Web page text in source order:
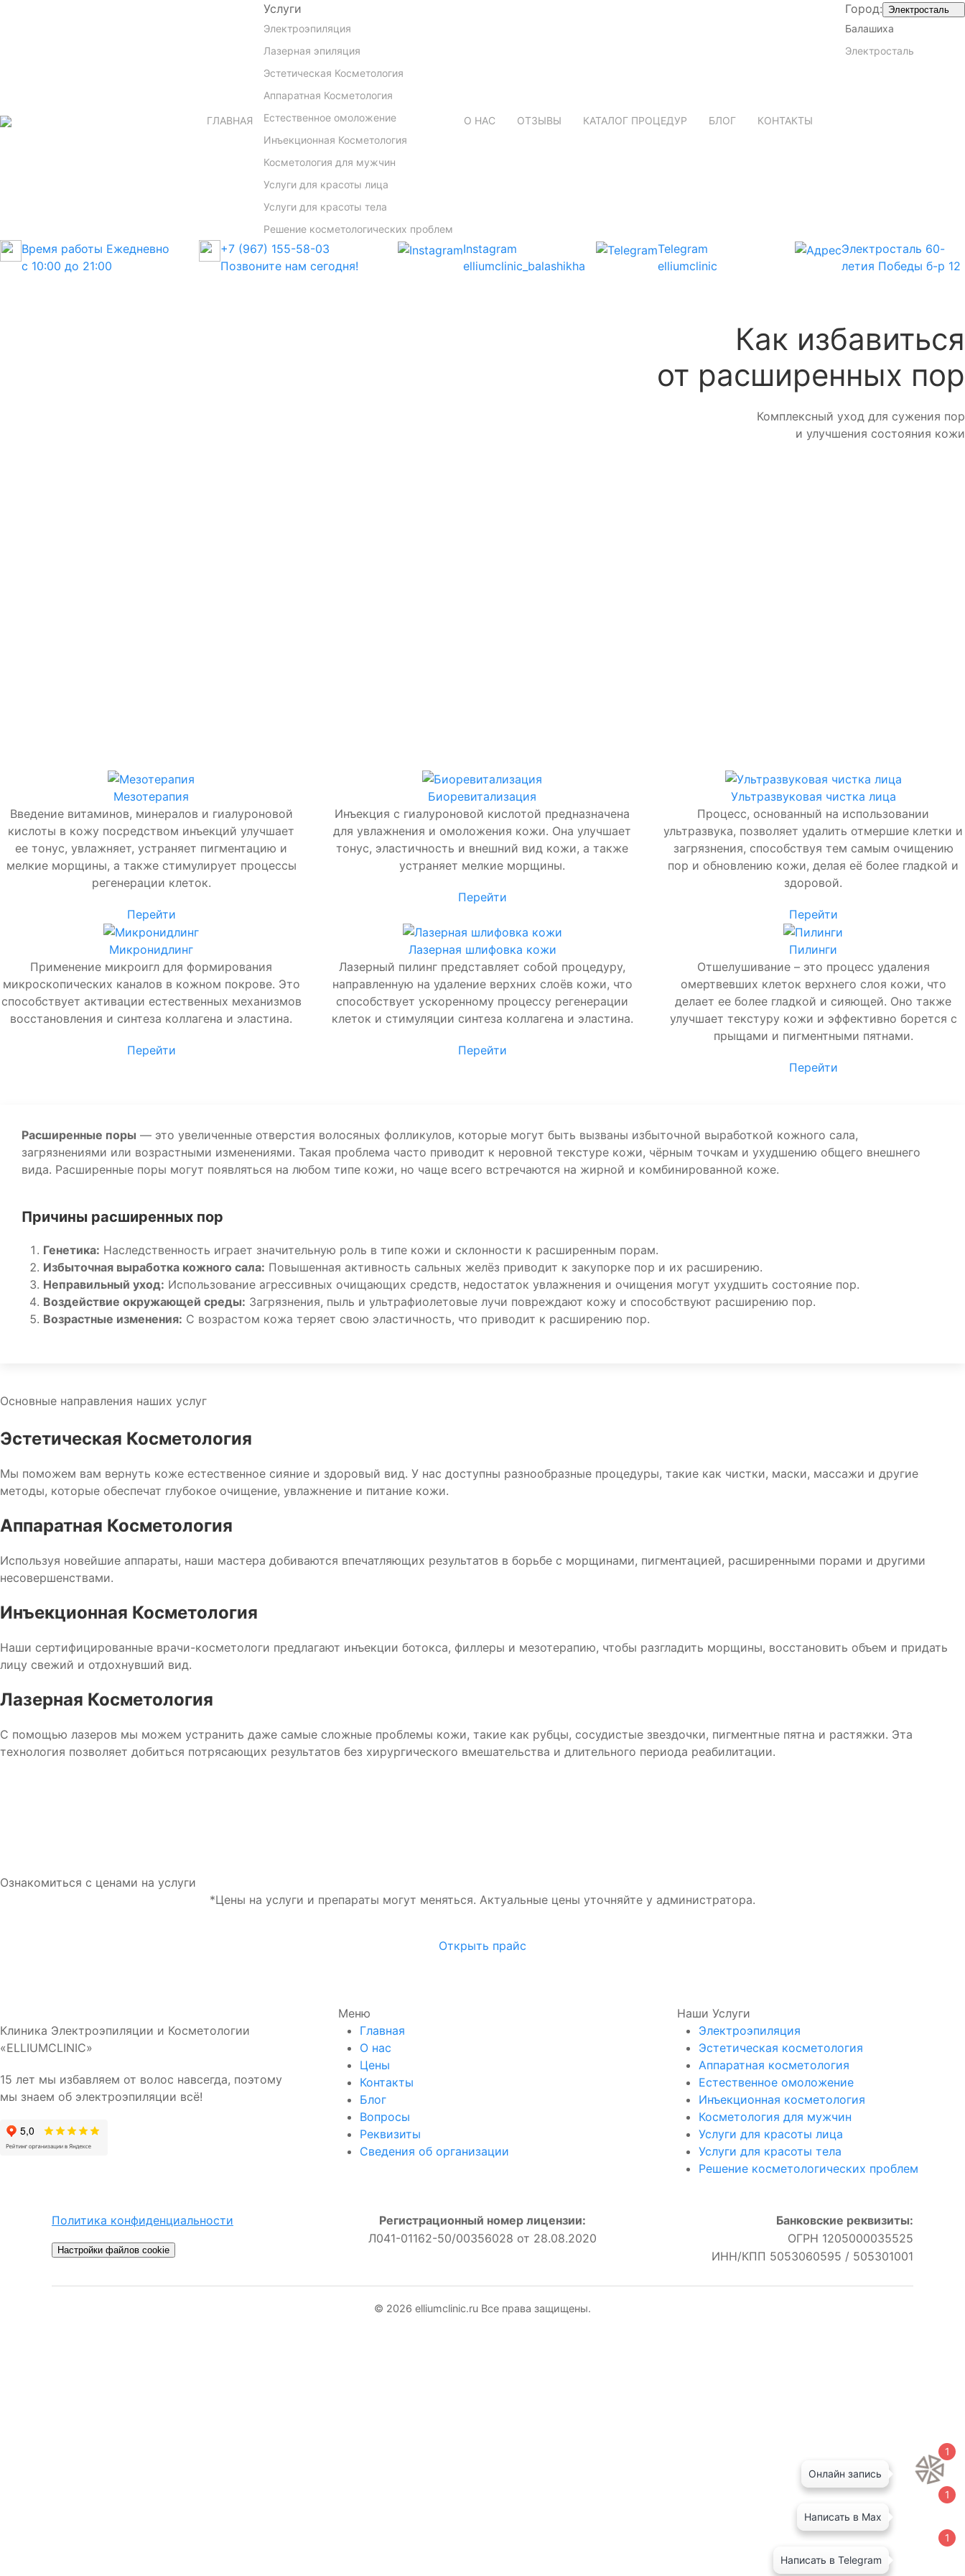
ГЛАВНАЯ
Услуги
Электроэпиляция
Лазерная эпиляция
Эстетическая Косметология
Аппаратная Косметология
Естественное омоложение
Инъекционная Косметология
Косметология для мужчин
Услуги для красоты лица
Услуги для красоты тела
Решение косметологических проблем
О НАС ОТЗЫВЫ КАТАЛОГ ПРОЦЕДУР БЛОГ КОНТАКТЫ
Город: Электросталь
Балашиха
Электросталь
Время работы Ежедневно
с 10:00 до 21:00
+7 (967) 155-58-03
Позвоните нам сегодня!
Instagram
elliumclinic_balashikha
Telegram
elliumclinic
Электросталь 60-
летия Победы б-р 12
Как избавиться
от расширенных пор
Комплексный уход для сужения пор
и улучшения состояния кожи
Мезотерапия
Введение витаминов, минералов и гиалуроновой
кислоты в кожу посредством инъекций улучшает
ее тонус, увлажняет, устраняет пигментацию и
мелкие морщины, а также стимулирует процессы
регенерации клеток.
Перейти
Биоревитализация
Инъекция с гиалуроновой кислотой предназначена
для увлажнения и омоложения кожи. Она улучшает
тонус, эластичность и внешний вид кожи, а также
устраняет мелкие морщины.
Перейти
Ультразвуковая чистка лица
Процесс, основанный на использовании
ультразвука, позволяет удалить отмершие клетки и
загрязнения, способствуя тем самым очищению
пор и обновлению кожи, делая её более гладкой и
здоровой.
Перейти
Микронидлинг
Применение микроигл для формирования
микроскопических каналов в кожном покрове. Это
способствует активации естественных механизмов
восстановления и синтеза коллагена и эластина.
Перейти
Лазерная шлифовка кожи
Лазерный пилинг представляет собой процедуру,
направленную на удаление верхних слоёв кожи, что
способствует ускоренному процессу регенерации
клеток и стимуляции синтеза коллагена и эластина.
Перейти
Пилинги
Отшелушивание – это процесс удаления
омертвевших клеток верхнего слоя кожи, что
делает ее более гладкой и сияющей. Оно также
улучшает текстуру кожи и эффективно борется с
прыщами и пигментными пятнами.
Перейти
Расширенные поры — это увеличенные отверстия волосяных фолликулов, которые могут быть вызваны избыточной выработкой кожного сала,
загрязнениями или возрастными изменениями. Такая проблема часто приводит к неровной текстуре кожи, чёрным точкам и ухудшению общего внешнего
вида. Расширенные поры могут появляться на любом типе кожи, но чаще всего встречаются на жирной и комбинированной коже.
Причины расширенных пор
Генетика: Наследственность играет значительную роль в типе кожи и склонности к расширенным порам.
Избыточная выработка кожного сала: Повышенная активность сальных желёз приводит к закупорке пор и их расширению.
Неправильный уход: Использование агрессивных очищающих средств, недостаток увлажнения и очищения могут ухудшить состояние пор.
Воздействие окружающей среды: Загрязнения, пыль и ультрафиолетовые лучи повреждают кожу и способствуют расширению пор.
Возрастные изменения: С возрастом кожа теряет свою эластичность, что приводит к расширению пор.
Основные направления наших услуг
Эстетическая Косметология
Мы поможем вам вернуть коже естественное сияние и здоровый вид. У нас доступны разнообразные процедуры, такие как чистки, маски, массажи и другие
методы, которые обеспечат глубокое очищение, увлажнение и питание кожи.
Аппаратная Косметология
Используя новейшие аппараты, наши мастера добиваются впечатляющих результатов в борьбе с морщинами, пигментацией, расширенными порами и другими
несовершенствами.
Инъекционная Косметология
Наши сертифицированные врачи-косметологи предлагают инъекции ботокса, филлеры и мезотерапию, чтобы разгладить морщины, восстановить объем и придать
лицу свежий и отдохнувший вид.
Лазерная Косметология
С помощью лазеров мы можем устранить даже самые сложные проблемы кожи, такие как рубцы, сосудистые звездочки, пигментные пятна и растяжки. Эта
технология позволяет добиться потрясающих результатов без хирургического вмешательства и длительного периода реабилитации.
Ознакомиться с ценами на услуги
*Цены на услуги и препараты могут меняться. Актуальные цены уточняйте у администратора.
Открыть прайс
Клиника Электроэпиляции и Косметологии
«ELLIUMCLINIC»
15 лет мы избавляем от волос навсегда, поэтому
мы знаем об электроэпиляции всё!
Меню
Главная
О нас
Цены
Контакты
Блог
Вопросы
Реквизиты
Сведения об организации
Наши Услуги
Электроэпиляция
Эстетическая косметология
Аппаратная косметология
Естественное омоложение
Инъекционная косметология
Косметология для мужчин
Услуги для красоты лица
Услуги для красоты тела
Решение косметологических проблем
Политика конфиденциальности
Настройки файлов cookie
Регистрационный номер лицензии:
Л041-01162-50/00356028 от 28.08.2020
Банковские реквизиты:
ОГРН 1205000035525
ИНН/КПП 5053060595 / 505301001
© 2026 elliumclinic.ru Все права защищены.
Онлайн запись
1
Написать в Max
1
Написать в Telegram
1
Заказать звонок